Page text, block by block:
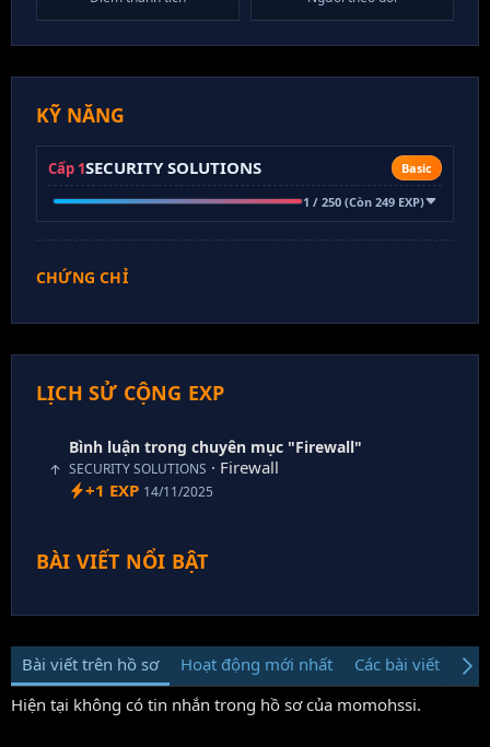
KỸ NĂNG
Cấp 1SECURITY SOLUTIONS Basic
1 / 250 (Còn 249 EXP)
CHỨNG CHỈ
LỊCH SỬ CỘNG EXP
Bình luận trong chuyên mục "Firewall"
SECURITY SOLUTIONS · Firewall
+1 EXP 14/11/2025
BÀI VIẾT NỔI BẬT
Bài viết trên hồ sơ Hoạt động mới nhất Các bài viết
Hiện tại không có tin nhắn trong hồ sơ của momohssi.